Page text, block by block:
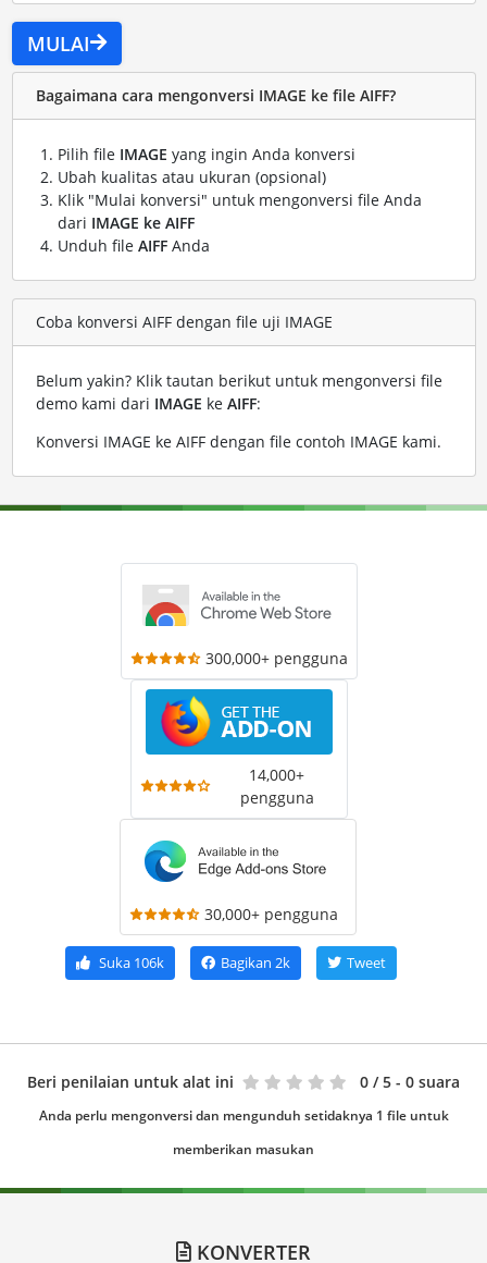
MULAI
Bagaimana cara mengonversi IMAGE ke file AIFF?
Pilih file IMAGE yang ingin Anda konversi
Ubah kualitas atau ukuran (opsional)
Klik "Mulai konversi" untuk mengonversi file Anda
dari IMAGE ke AIFF
Unduh file AIFFAnda
Coba konversi AIFF dengan file uji IMAGE
Belum yakin? Klik tautan berikut untuk mengonversi file
demo kami dari IMAGE ke AIFF:
Konversi IMAGE ke AIFF dengan file contoh IMAGE kami.
300,000+ pengguna
14,000+
pengguna
30,000+ pengguna
Suka106k Bagikan 2k Tweet
Beri penilaian untuk alat ini 0 / 5 - 0 suara
Anda perlu mengonversi dan mengunduh setidaknya 1 file untuk
memberikan masukan
KONVERTER